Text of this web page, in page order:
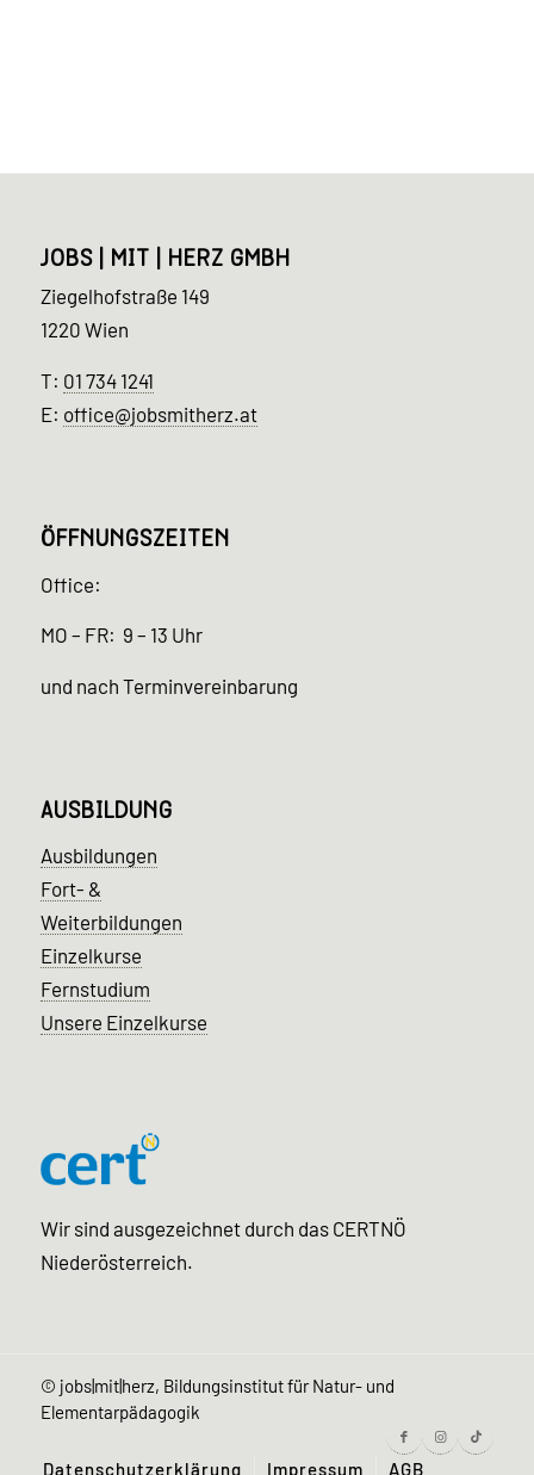
JOBS | MIT | HERZ GMBH
Ziegelhofstraße 149
1220 Wien
T: 01 734 1241
E: office@jobsmitherz.at
ÖFFNUNGSZEITEN
Office:
MO – FR: 9 – 13 Uhr
und nach Terminvereinbarung
AUSBILDUNG
Ausbildungen
Fort- &
Weiterbildungen
Einzelkurse
Fernstudium
Unsere Einzelkurse
Wir sind ausgezeichnet durch das CERTNÖ
Niederösterreich.
© jobs|mit|herz, Bildungsinstitut für Natur- und
Elementarpädagogik
Datenschutzerklärung Impressum AGB